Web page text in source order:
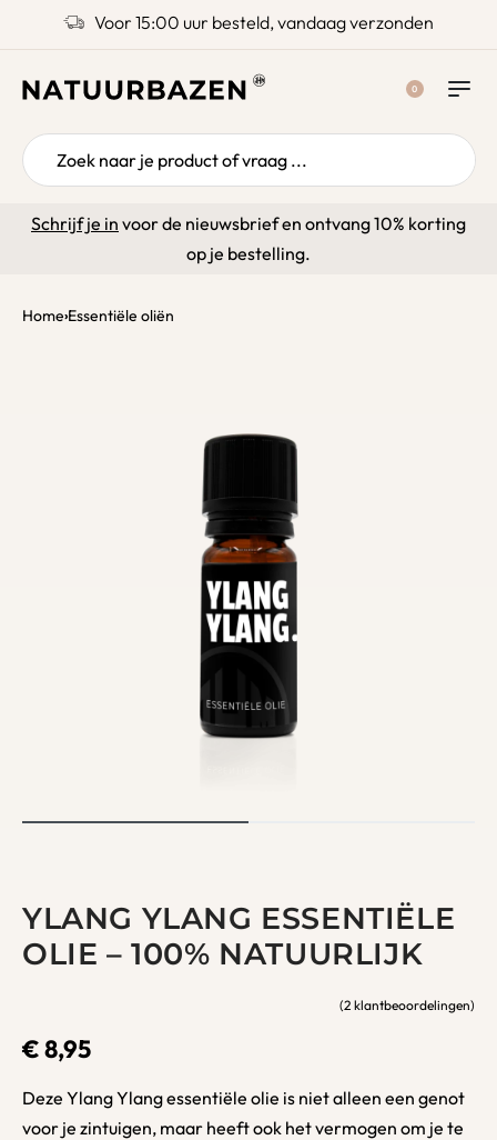
Voor 15:00 uur besteld, vandaag verzonden
0
Schrijf je in voor de nieuwsbrief en ontvang 10% korting
op je bestelling.
Home›Essentiële oliën
YLANG YLANG ESSENTIËLE
OLIE – 100% NATUURLIJK
(2 klantbeoordelingen)
€8,95
Deze Ylang Ylang essentiële olie is niet alleen een genot
voor je zintuigen, maar heeft ook het vermogen om je te